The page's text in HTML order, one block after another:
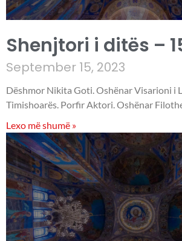
Shenjtori i ditës –
September 15, 2023
Dëshmor Nikita Goti. Oshënar Visarioni i
Timishoarës. Porfir Aktori. Oshënar
Lexo më shumë »